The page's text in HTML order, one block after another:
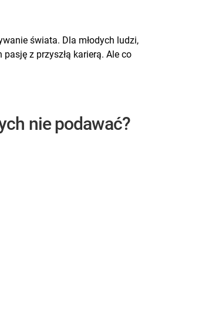
świata. Dla młodych ludzi,
z przyszłą karierą. Ale co
nie podawać?